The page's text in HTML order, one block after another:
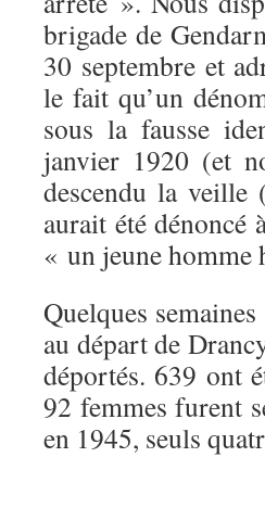
brigade de
30 septembre et
le fait qu’un
sous la fausse
janvier 1920 (et
descendu la
aurait été dénoncé
« un jeune
Quelques
au départ de
déportés. 639 ont
92 femmes furent
en 1945, seuls